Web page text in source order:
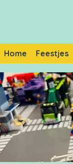
Home Feestjes